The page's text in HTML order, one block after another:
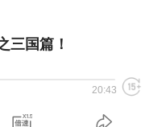
三国篇！
20:43